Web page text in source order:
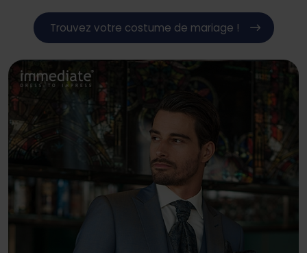
Trouvez votre costume de mariage !